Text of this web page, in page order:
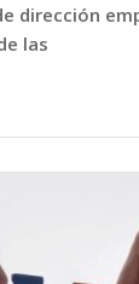
dirección
las